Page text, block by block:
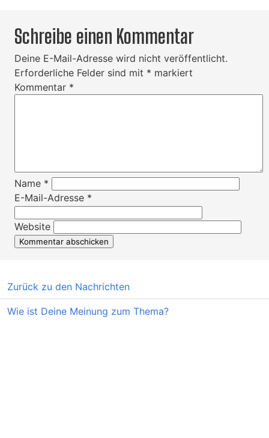
Schreibe einen Kommentar
Deine E-Mail-Adresse wird nicht veröffentlicht.
Erforderliche Felder sind mit * markiert
Kommentar *
Name *
E-Mail-Adresse *
Website
Zurück zu den Nachrichten
Wie ist Deine Meinung zum Thema?